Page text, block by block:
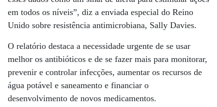
em todos os níveis”, diz a enviada especial do Reino
Unido sobre resistência antimicrobiana, Sally Davies.
O relatório destaca a necessidade urgente de se usar
melhor os antibióticos e de se fazer mais para monitorar,
prevenir e controlar infecções, aumentar os recursos de
água potável e saneamento e financiar o
desenvolvimento de novos medicamentos.